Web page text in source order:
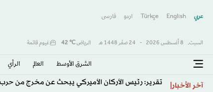
عربي English
Türkçe اردو فارسى
السبت, 8 أغسطس 2026 - 24 صفَر 1448 هـ الرياض℃
42 غيوم قاتمة
الشرق الأوسط​ العالم الرأي
آخر الأخبار تقرير: رئيس الأركان الأميركي يبحث عن مخرج من حرب